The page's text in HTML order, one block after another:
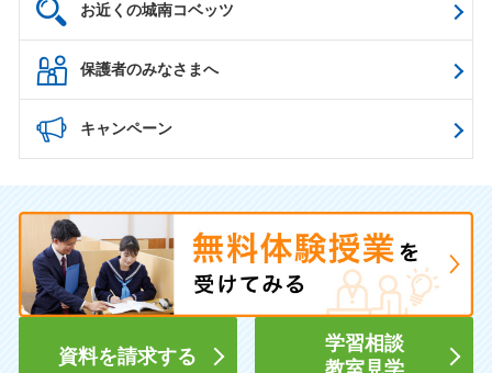
お近くの城南コベッツ
保護者のみなさまへ
キャンペーン
資料を請求する
学習相談